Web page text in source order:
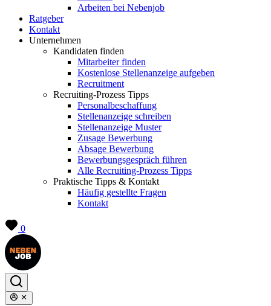
Arbeiten bei Nebenjob
Ratgeber
Kontakt
Unternehmen
Kandidaten finden
Mitarbeiter finden
Kostenlose Stellenanzeige aufgeben
Recruitment
Recruiting-Prozess Tipps
Personalbeschaffung
Stellenanzeige schreiben
Stellenanzeige Muster
Zusage Bewerbung
Absage Bewerbung
Bewerbungsgespräch führen
Alle Recruiting-Prozess Tipps
Praktische Tipps & Kontakt
Häufig gestellte Fragen
Kontakt
0